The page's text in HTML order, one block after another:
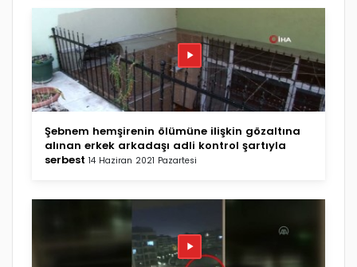
Şebnem hemşirenin ölümüne ilişkin gözaltına
alınan erkek arkadaşı adli kontrol şartıyla
serbest 14 Haziran 2021 Pazartesi